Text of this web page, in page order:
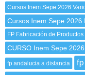
Cursos Inem Sepe 2026
Cursos Inem Sepe 2026
FP Fabricación de
CURSO Inem Sepe
fp andalucia a distancia